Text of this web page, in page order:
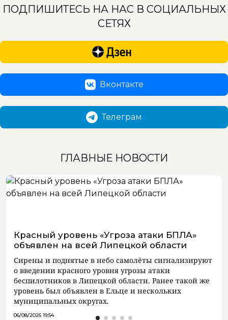
ПОДПИШИТЕСЬ НА НАС В СОЦИАЛЬНЫХ
СЕТЯХ
Вконтакте
Телеграм
ГЛАВНЫЕ НОВОСТИ
Красный уровень «Угроза атаки БПЛА»
объявлен на всей Липецкой области
Сирены и поднятые в небо самолёты сигнализируют
о введении красного уровня угрозы атаки
беспилотников в Липецкой области. Ранее такой же
уровень был объявлен в Ельце и нескольких
муниципальных округах.
06/08/2026 19:54